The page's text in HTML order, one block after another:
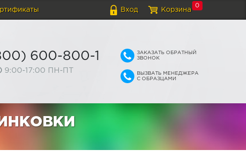
Вход Корзина
0
600-800-1
9:00-17:00 ПН-ПТ
ЗАКАЗАТЬ ОБРАТНЫЙ
ЗВОНОК
ВЫЗВАТЬ МЕНЕДЖЕРА
С ОБРАЗЦАМИ